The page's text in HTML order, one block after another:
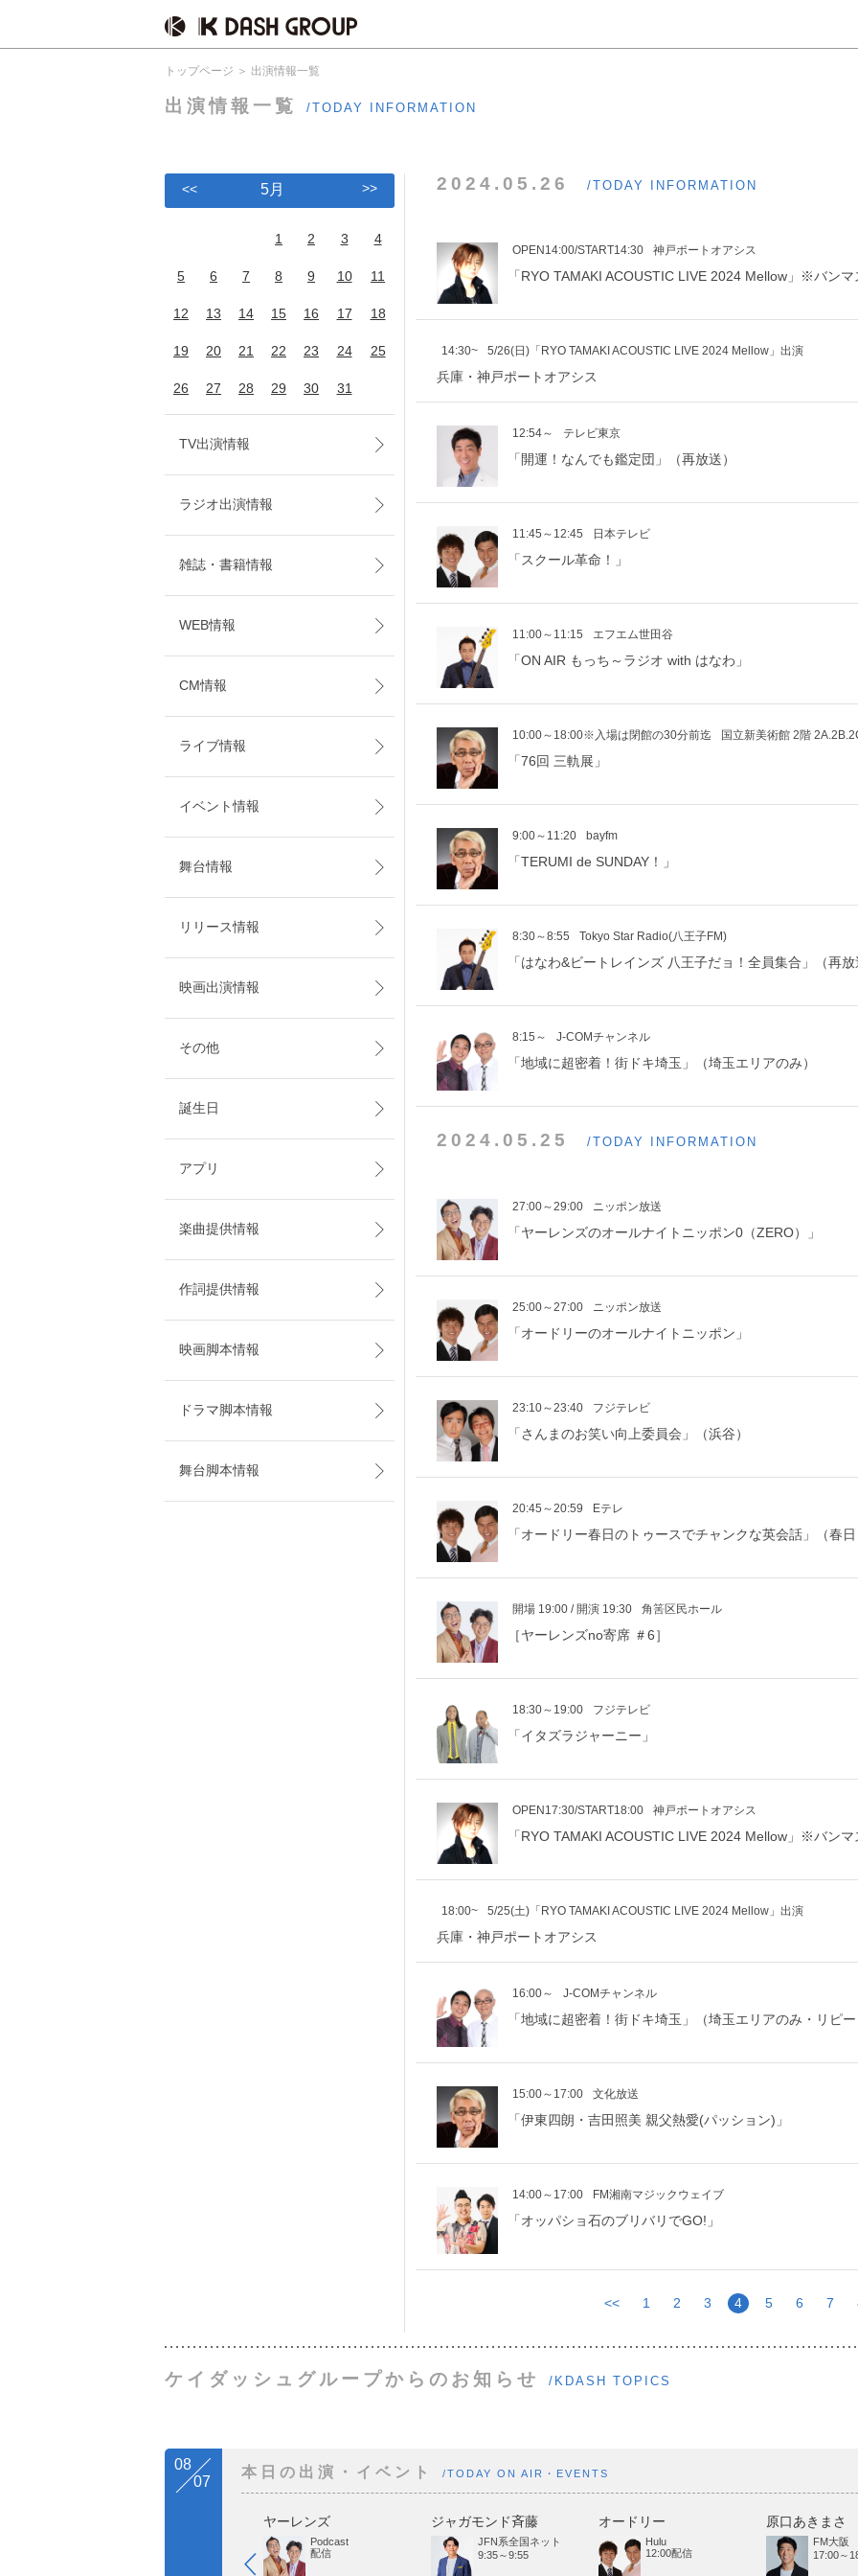
トップページ 出演情報一覧
出演情報一覧 /TODAY INFORMATION
2024.05.26 /TODAY INFORMATION
OPEN14:00/START14:30 神戸ポートオアシス
「RYO TAMAKI ACOUSTIC LIVE 2024 Mellow」※バン
14:30~ 5/26(日)「RYO TAMAKI ACOUSTIC LIVE 2024 Mellow」出演
兵庫・神戸ポートオアシス
12:54～ テレビ東京
「開運！なんでも鑑定団」（再放送）
11:45～12:45 日本テレビ
「スクール革命！」
11:00～11:15 エフエム世田谷
「ON AIR もっち～ラジオ with はなわ」
10:00～18:00※入場は閉館の30分前迄 国立新美術館 2階
「76回 三軌展」
9:00～11:20 bayfm
「TERUMI de SUNDAY！」
8:30～8:55 Tokyo Star Radio(八王子FM)
「はなわ&ビートレインズ 八王子だョ！全員集合」（再
8:15～ J-COMチャンネル
「地域に超密着！街ドキ埼玉」（埼玉エリアのみ）
2024.05.25 /TODAY INFORMATION
27:00～29:00 ニッポン放送
「ヤーレンズのオールナイトニッポン0（ZERO）」
25:00～27:00 ニッポン放送
「オードリーのオールナイトニッポン」
23:10～23:40 フジテレビ
「さんまのお笑い向上委員会」（浜谷）
20:45～20:59 Eテレ
「オードリー春日のトゥースでチャンクな英会話」（春
開場 19:00 / 開演 19:30 角筈区民ホール
［ヤーレンズno寄席 ＃6］
18:30～19:00 フジテレビ
「イタズラジャーニー」
OPEN17:30/START18:00 神戸ポートオアシス
「RYO TAMAKI ACOUSTIC LIVE 2024 Mellow」※バン
18:00~ 5/25(土)「RYO TAMAKI ACOUSTIC LIVE 2024 Mellow」出演
兵庫・神戸ポートオアシス
16:00～ J-COMチャンネル
「地域に超密着！街ドキ埼玉」（埼玉エリアのみ・リピ
15:00～17:00 文化放送
「伊東四朗・吉田照美 親父熱愛(パッション)」
14:00～17:00 FM湘南マジックウェイブ
「オッパショ石のブリバリでGO!」
<< 1 2 3 4 5 6 7
<< 5月 >>
1 2 3 4
5 6 7 8 9 10 11
12 13 14 15 16 17 18
19 20 21 22 23 24 25
26 27 28 29 30 31
TV出演情報
ラジオ出演情報
雑誌・書籍情報
WEB情報
CM情報
ライブ情報
イベント情報
舞台情報
リリース情報
映画出演情報
その他
誕生日
アプリ
楽曲提供情報
作詞提供情報
映画脚本情報
ドラマ脚本情報
舞台脚本情報
ケイダッシュグループからのお知らせ /KDASH TOPICS
08
07
本日の出演・イベント /TODAY ON AIR・EVENTS
ヤーレンズ
Podcast
配信
ジャガモンド斉藤
JFN系全国ネット
9:35～9:55
オードリー
Hulu
12:00配信
原口あきまさ
FM大阪
17:00～